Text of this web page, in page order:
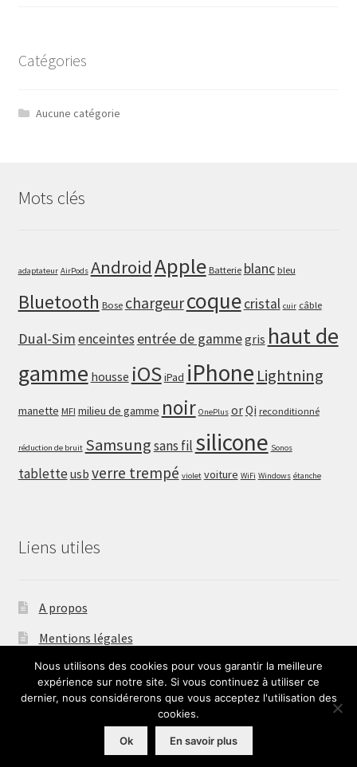
Catégories
Aucune catégorie
Mots clés
adaptateur AirPods AndroidApple Batterie blanc bleu
Bluetooth Bose chargeurcoquecristal cuir câble
Dual-Simenceintes entrée de gammegris haut de
gamme housse iOSiPad iPhone Lightning
manette MFI milieu de gamme noir OnePlus orQi reconditionné
réduction de bruit Samsungsans fil silicone Sonos
tablette usb verre trempé violet voiture WiFi Windows étanche
Liens utiles
A propos
Mentions légales
Nous contacter
Nous utilisons des cookies pour vous garantir la meilleure
expérience sur notre site. Si vous continuez à utiliser ce
dernier, nous considérerons que vous acceptez l'utilisation des
cookies.
Ok En savoir plus